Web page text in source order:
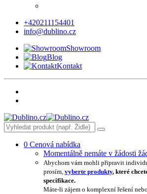
+420211154401
info@dublino.cz
Showroom
Blog
Kontakt
0 Cenová nabídka
Momentálně nemáte v žádosti
Abychom vám mohli připravit
prosím, vyberte produkty, které
specifikace.
Máte-li zájem o komplexní řešení